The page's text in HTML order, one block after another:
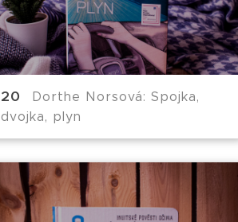
Dorthe Norsová: Spojka,
dvojka, plyn